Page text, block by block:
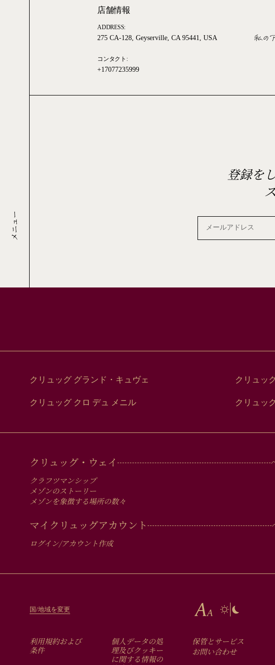
メニュー
店舗情報
ADDRESS:
275 CA-128, Geyserville, CA 95441, USA
コンタクト:
+17077235999
私の
登録を
メ
ー
ル
レ
クリュッグ グランド・キュヴェ クリュッ
クリュッグ クロ デュ メニル クリュッ
MAIN
MEN
IN
FOOTER
クリュッグ・ウェイ
クラフツマンシップ
メゾンのストーリー
メゾンを象徴する場所の数々
マイクリュッグアカウント
ログイン/アカウント作成
国/地域を変更
FOOTER
利用規約および
条件 個人データの処
理及びクッキー
に関する情報の
保管とサービス
お問い合わせ